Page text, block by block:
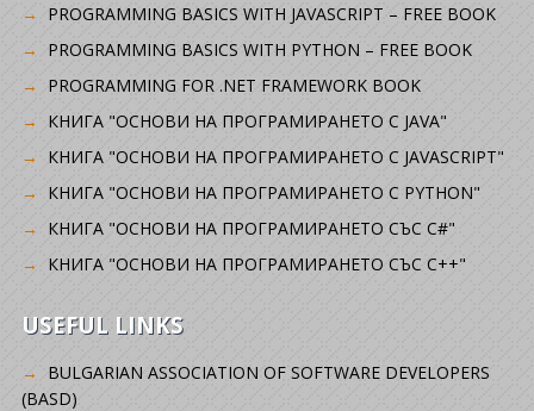
PROGRAMMING BASICS WITH JAVASCRIPT – FREE BOOK
PROGRAMMING BASICS WITH PYTHON – FREE BOOK
PROGRAMMING FOR .NET FRAMEWORK BOOK
КНИГА "ОСНОВИ НА ПРОГРАМИРАНЕТО С JAVA"
КНИГА "ОСНОВИ НА ПРОГРАМИРАНЕТО С JAVASCRIPT"
КНИГА "ОСНОВИ НА ПРОГРАМИРАНЕТО С PYTHON"
КНИГА "ОСНОВИ НА ПРОГРАМИРАНЕТО СЪС C#"
КНИГА "ОСНОВИ НА ПРОГРАМИРАНЕТО СЪС C++"
USEFUL LINKS
BULGARIAN ASSOCIATION OF SOFTWARE DEVELOPERS
(BASD)